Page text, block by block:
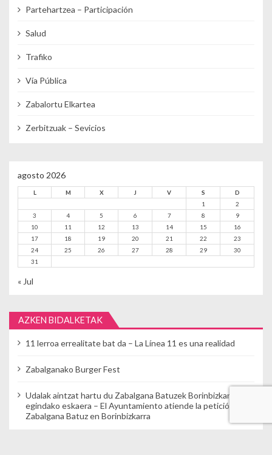
Partehartzea – Participación
Salud
Trafiko
Vía Pública
Zabalortu Elkartea
Zerbitzuak – Sevicios
agosto 2026
L M X J V S
D
1
2
3
4 5 6 7 8
9
10
11 12 13 14 15
16
17
18 19 20 21 22
23
24
25 26 27 28 29
30
31
« Jul
AZKEN BIDALKETAK
11 lerroa errealitate bat da – La Línea 11 es una realidad
Zabalganako Burger Fest
Udalak aintzat hartu du Zabalgana Batuzek Borinbizkarran
egindako eskaera – El Ayuntamiento atiende la petición de
Zabalgana Batuz en Borinbizkarra